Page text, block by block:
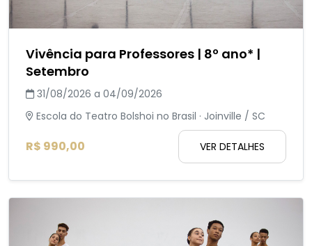
Vivência para Professores | 8º ano* |
Setembro
31/08/2026 a 04/09/2026
Escola do Teatro Bolshoi no Brasil · Joinville / SC
R$ 990,00 VER DETALHES